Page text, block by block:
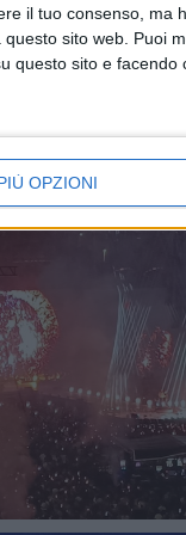
il tuo consenso, ma
sito web. Puoi
questo sito e
OPZIONI